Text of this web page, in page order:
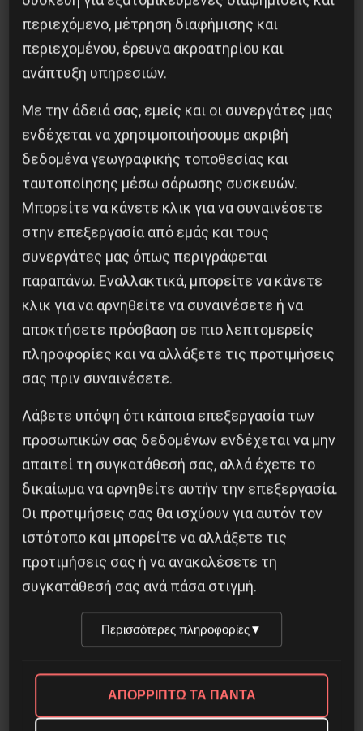
Besa, το νέο πολιτικό μανιφέστο του Ράμα
Η Φινλανδία στο ρυθμό του πολέμου
3 Αυγούστου 2026
περιεχόμενο, μέτρηση διαφήμισης και
περιεχομένου, έρευνα ακροατηρίου και
ανάπτυξη υπηρεσιών.
Με την άδειά σας, εμείς και οι συνεργάτες μας
ενδέχεται να χρησιμοποιήσουμε ακριβή
δεδομένα γεωγραφικής τοποθεσίας και
ταυτοποίησης μέσω σάρωσης συσκευών.
Μπορείτε να κάνετε κλικ για να συναινέσετε
στην επεξεργασία από εμάς και τους
συνεργάτες μας όπως περιγράφεται
παραπάνω. Εναλλακτικά, μπορείτε να κάνετε
κλικ για να αρνηθείτε να συναινέσετε ή να
αποκτήσετε πρόσβαση σε πιο λεπτομερείς
πληροφορίες και να αλλάξετε τις προτιμήσεις
σας πριν συναινέσετε.
Λάβετε υπόψη ότι κάποια επεξεργασία των
προσωπικών σας δεδομένων ενδέχεται να μην
απαιτεί τη συγκατάθεσή σας, αλλά έχετε το
δικαίωμα να αρνηθείτε αυτήν την επεξεργασία.
Οι προτιμήσεις σας θα ισχύουν για αυτόν τον
ιστότοπο και μπορείτε να αλλάξετε τις
προτιμήσεις σας ή να ανακαλέσετε τη
συγκατάθεσή σας ανά πάσα στιγμή.
Περισσότερες πληροφορίες▼
ΑΠΟΡΡΙΠΤΩ ΤΑ ΠΑΝΤΑ